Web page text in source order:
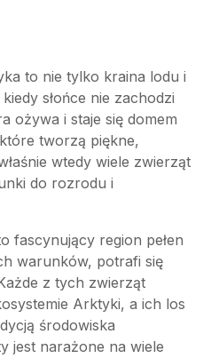
to nie tylko kraina lodu i
słońce nie zachodzi
ożywa i staje się domem
tworzą piękne,
wtedy wiele zwierząt
do rozrodu i
fascynujący region pełen
warunków, potrafi się
z tych zwierząt
Arktyki, a ich los
środowiska
jest narażone na wiele